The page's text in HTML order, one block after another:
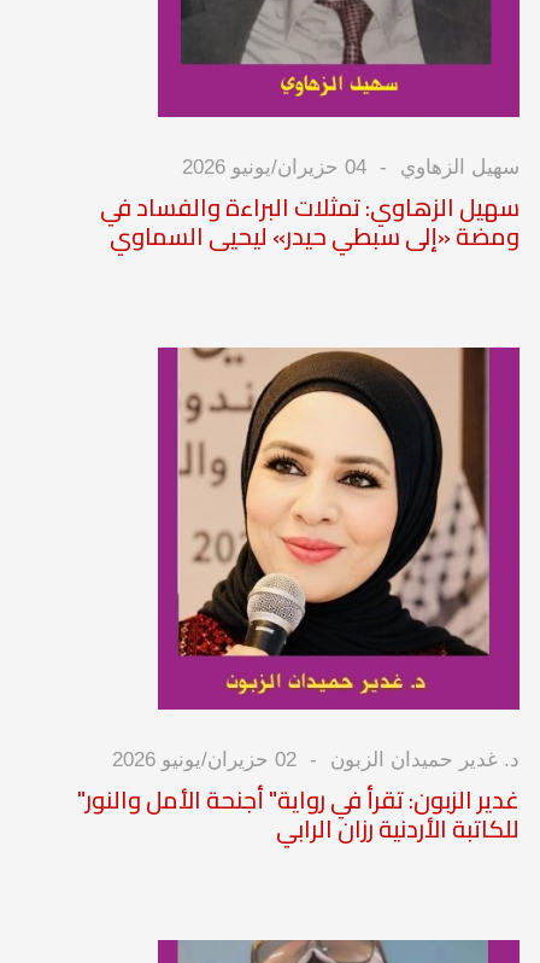
سهيل الزهاوي 04 حزيران/يونيو 2026
سهيل الزهاوي: تمثلات البراءة والفساد في
ومضة «إلى سبطي حيدر» ليحيى السماوي
د. غدير حميدان الزبون 02 حزيران/يونيو 2026
غدير الزبون: تقرأ في رواية" أجنحة الأمل والنور"
للكاتبة الأردنية رزان الرابي